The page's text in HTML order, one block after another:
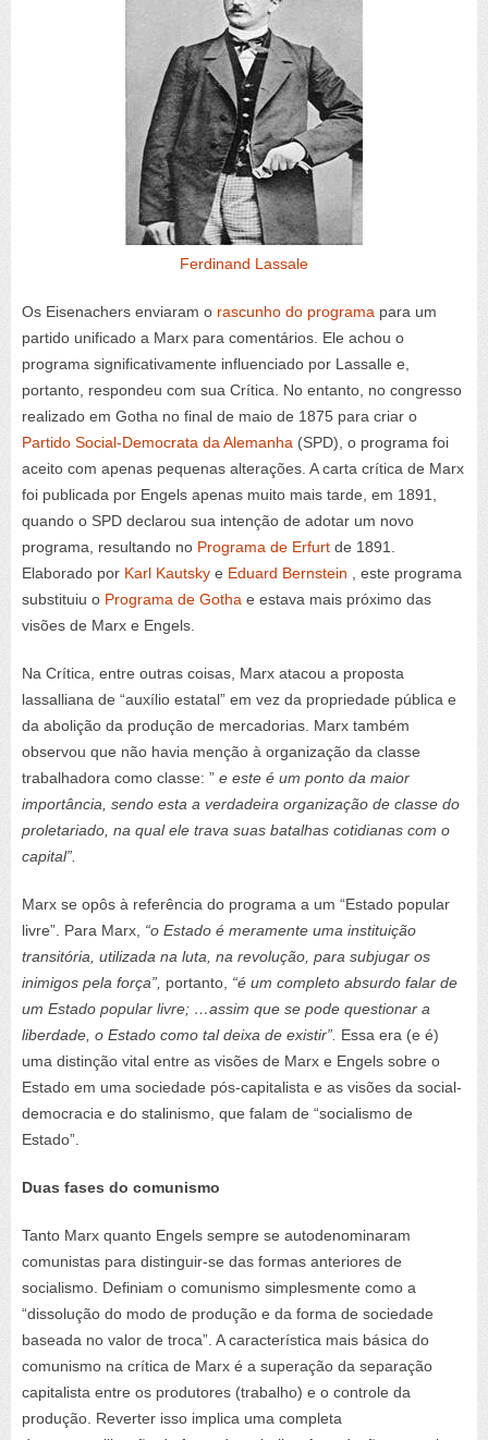
Ferdinand Lassale
Os Eisenachers enviaram o rascunho do programa para um
partido unificado a Marx para comentários. Ele achou o
programa significativamente influenciado por Lassalle e,
portanto, respondeu com sua Crítica. No entanto, no congresso
realizado em Gotha no final de maio de 1875 para criar o
Partido Social-Democrata da Alemanha (SPD), o programa foi
aceito com apenas pequenas alterações. A carta crítica de Marx
foi publicada por Engels apenas muito mais tarde, em 1891,
quando o SPD declarou sua intenção de adotar um novo
programa, resultando no Programa de Erfurt de 1891.
Elaborado por Karl Kautsky e Eduard Bernstein , este programa
substituiu o Programa de Gotha e estava mais próximo das
visões de Marx e Engels.
Na Crítica, entre outras coisas, Marx atacou a proposta
lassalliana de “auxílio estatal” em vez da propriedade pública e
da abolição da produção de mercadorias. Marx também
observou que não havia menção à organização da classe
trabalhadora como classe: ” e este é um ponto da maior
importância, sendo esta a verdadeira organização de classe do
proletariado, na qual ele trava suas batalhas cotidianas com o
capital”.
Marx se opôs à referência do programa a um “Estado popular
livre”. Para Marx, “o Estado é meramente uma instituição
transitória, utilizada na luta, na revolução, para subjugar os
inimigos pela força”, portanto, “é um completo absurdo falar de
um Estado popular livre; …assim que se pode questionar a
liberdade, o Estado como tal deixa de existir”. Essa era (e é)
uma distinção vital entre as visões de Marx e Engels sobre o
Estado em uma sociedade pós-capitalista e as visões da social-
democracia e do stalinismo, que falam de “socialismo de
Estado”.
Duas fases do comunismo
Tanto Marx quanto Engels sempre se autodenominaram
comunistas para distinguir-se das formas anteriores de
socialismo. Definiam o comunismo simplesmente como a
“dissolução do modo de produção e da forma de sociedade
baseada no valor de troca”. A característica mais básica do
comunismo na crítica de Marx é a superação da separação
capitalista entre os produtores (trabalho) e o controle da
produção. Reverter isso implica uma completa